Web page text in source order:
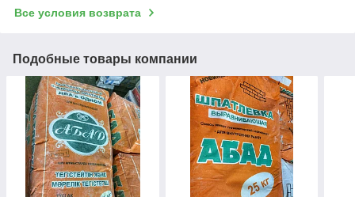
Все условия возврата
Подобные товары компании